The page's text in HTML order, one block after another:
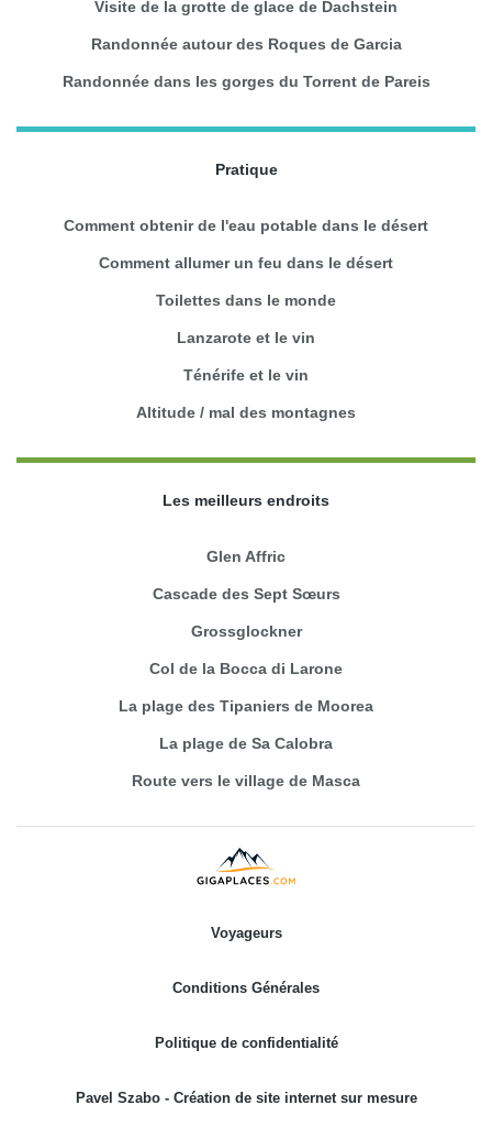
Visite de la grotte de glace de Dachstein
Randonnée autour des Roques de Garcia
Randonnée dans les gorges du Torrent de Pareis
Pratique
Comment obtenir de l'eau potable dans le désert
Comment allumer un feu dans le désert
Toilettes dans le monde
Lanzarote et le vin
Ténérife et le vin
Altitude / mal des montagnes
Les meilleurs endroits
Glen Affric
Cascade des Sept Sœurs
Grossglockner
Col de la Bocca di Larone
La plage des Tipaniers de Moorea
La plage de Sa Calobra
Route vers le village de Masca
Voyageurs
Conditions Générales
Politique de confidentialité
Pavel Szabo - Création de site internet sur mesure